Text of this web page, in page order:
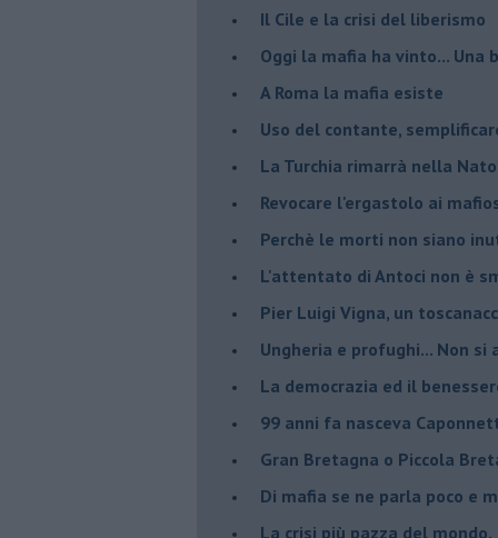
Il Cile e la crisi del liberismo
Oggi la mafia ha vinto... Una
A Roma la mafia esiste
Uso del contante,
La Turchia rimarrà nella
Revocare l'ergastolo ai
Perchè le morti non siano
L'attentato di Antoci non è
Pier Luigi Vigna, un
Ungheria e profughi... Non si
La democrazia ed il
99 anni fa nasceva
Gran Bretagna o Piccola
Di mafia se ne parla poco e
La crisi più pazza del mondo.